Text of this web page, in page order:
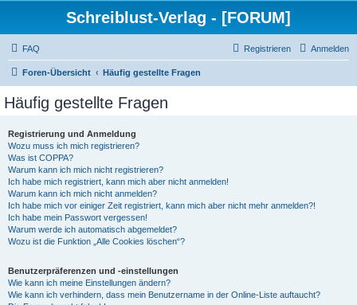
Schreiblust-Verlag - [FORUM]
FAQ Anmelden
Registrieren
Foren-Übersicht Häufig gestellte Fragen
Häufig gestellte Fragen
Registrierung und Anmeldung
Wozu muss ich mich registrieren?
Was ist COPPA?
Warum kann ich mich nicht registrieren?
Ich habe mich registriert, kann mich aber nicht anmelden!
Warum kann ich mich nicht anmelden?
Ich habe mich vor einiger Zeit registriert, kann mich aber nicht mehr anmelden?!
Ich habe mein Passwort vergessen!
Warum werde ich automatisch abgemeldet?
Wozu ist die Funktion „Alle Cookies löschen“?
Benutzerpräferenzen und -einstellungen
Wie kann ich meine Einstellungen ändern?
Wie kann ich verhindern, dass mein Benutzername in der Online-Liste auftaucht?